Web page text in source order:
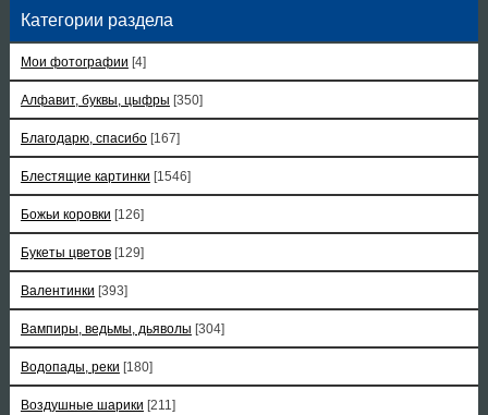
Категории раздела
Мои фотографии [4]
Алфавит, буквы, цыфры [350]
Благодарю, спасибо [167]
Блестящие картинки [1546]
Божьи коровки [126]
Букеты цветов [129]
Валентинки [393]
Вампиры, ведьмы, дьяволы [304]
Водопады, реки [180]
Воздушные шарики [211]